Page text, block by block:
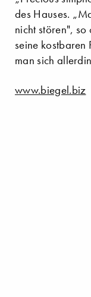
des Hauses.
nicht stören",
seine kostbaren
man sich
www.biegel.biz